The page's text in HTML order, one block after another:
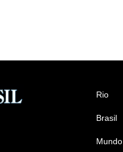
Rio
Brasil
Mundo